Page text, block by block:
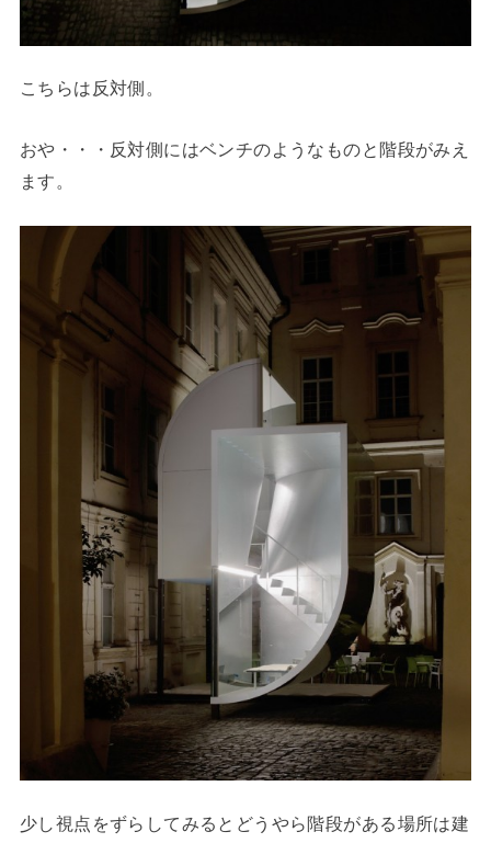
こちらは反対側。
おや・・・反対側にはベンチのようなものと階段がみえ
ます。
少し視点をずらしてみるとどうやら階段がある場所は建